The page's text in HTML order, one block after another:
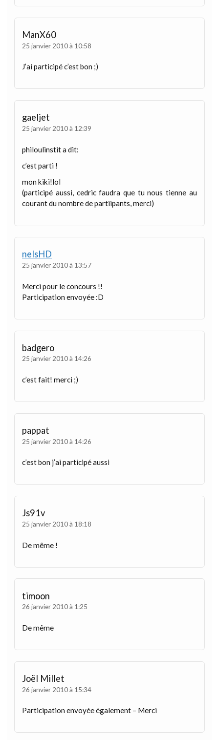
ManX60
25 janvier 2010 à 10:58
J’ai participé c’est bon ;)
gaeljet
25 janvier 2010 à 12:39
philoulinstit a dit:
c’est parti !
mon kiki!lol
(participé aussi, cedric faudra que tu nous tienne au
courant du nombre de partiipants, merci)
nelsHD
25 janvier 2010 à 13:57
Merci pour le concours !!
Participation envoyée :D
badgero
25 janvier 2010 à 14:26
c’est fait! merci ;)
pappat
25 janvier 2010 à 14:26
c’est bon j’ai participé aussi
Js91v
25 janvier 2010 à 18:18
De même !
timoon
26 janvier 2010 à 1:25
De même
Joël Millet
26 janvier 2010 à 15:34
Participation envoyée également – Merci